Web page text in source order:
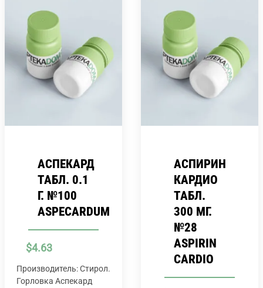
АСПЕКАРД
ТАБЛ. 0.1
Г. №100
ASPECARDUM
$4.63
Производитель: Стирол.
Горловка Аспекард
АСПИРИН
КАРДИО
ТАБЛ.
300 МГ.
№28
ASPIRIN
CARDIO